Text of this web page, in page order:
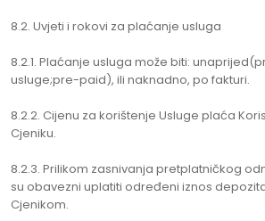
8.2. Uvjeti i rokovi za plaćanje usluga
8.2.1. Plaćanje usluga može biti:
usluge;pre-paid), ili naknadno, po fakturi.
8.2.2. Cijenu za korištenje Usluge plaća
Cjeniku.
8.2.3. Prilikom zasnivanja pretplatničkog
su obavezni uplatiti određeni iznos
Cjenikom.